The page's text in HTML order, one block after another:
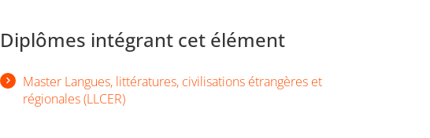
Diplômes intégrant cet élément
Master Langues, littératures, civilisations étrangères et
régionales (LLCER)